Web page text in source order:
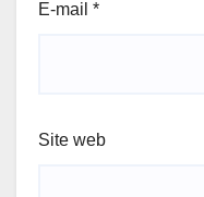
E-mail *
Site web